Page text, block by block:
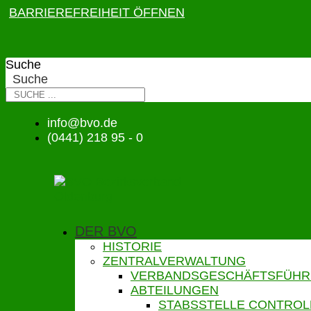
BARRIEREFREIHEIT ÖFFNEN
Suche
Suche
info@bvo.de
(0441) 218 95 - 0
DER BVO
HISTORIE
ZENTRALVERWALTUNG
ABTEILUNGEN
STABSSTELLE